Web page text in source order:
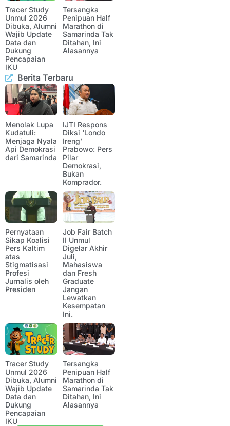
Tracer Study
Unmul 2026
Dibuka, Alumni
Wajib Update
Data dan
Dukung
Pencapaian
IKU
Tersangka
Penipuan Half
Marathon di
Samarinda Tak
Ditahan, Ini
Alasannya
Berita Terbaru
Menolak Lupa
Kudatuli:
Menjaga Nyala
Api Demokrasi
dari Samarinda
IJTI Respons
Diksi ‘Londo
Ireng’
Prabowo: Pers
Pilar
Demokrasi,
Bukan
Komprador.
Pernyataan
Sikap Koalisi
Pers Kaltim
atas
Stigmatisasi
Profesi
Jurnalis oleh
Presiden
Job Fair Batch
II Unmul
Digelar Akhir
Juli,
Mahasiswa
dan Fresh
Graduate
Jangan
Lewatkan
Kesempatan
Ini.
Tracer Study
Unmul 2026
Dibuka, Alumni
Wajib Update
Data dan
Dukung
Pencapaian
IKU
Tersangka
Penipuan Half
Marathon di
Samarinda Tak
Ditahan, Ini
Alasannya